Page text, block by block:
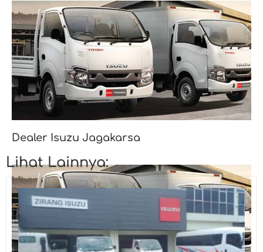
Dealer Isuzu Jagakarsa
Lihat Lainnya: